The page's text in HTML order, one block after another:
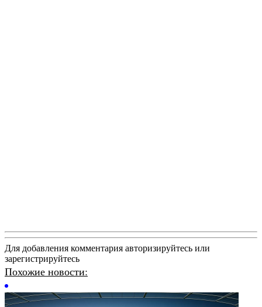
Для добавления комментария авторизируйтесь или
зарегистрируйтесь
Похожие новости: